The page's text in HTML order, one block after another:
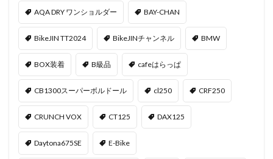
AQA DRY ワンショルダー BAY-CHAN
BikeJIN TT2024 BikeJINチャンネル BMW
BOX装着 B級品 cafeはらっぱ
CB1300スーパーボルドール cl250 CRF250
CRUNCH VOX CT125 DAX125
Daytona675SE E-Bike